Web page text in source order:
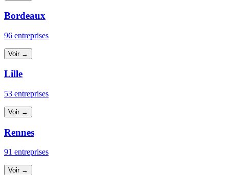
Bordeaux
96 entreprises
Voir →
Lille
53 entreprises
Voir →
Rennes
91 entreprises
Voir →